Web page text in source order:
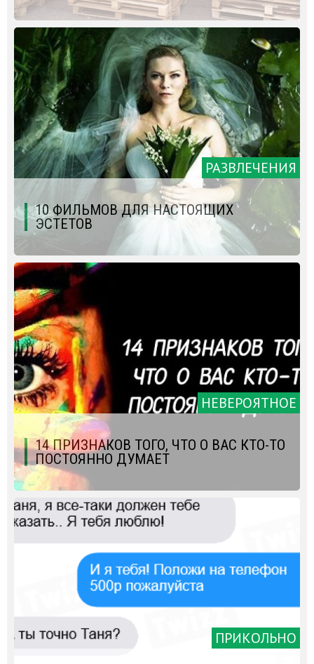
РАЗВЛЕЧЕНИЯ
10 ФИЛЬМОВ ДЛЯ НАСТОЯЩИХ
ЭСТЕТОВ
НЕВЕРОЯТНОЕ
14 ПРИЗНАКОВ ТОГО, ЧТО О ВАС КТО-ТО
ПОСТОЯННО ДУМАЕТ
ПРИКОЛЬНО